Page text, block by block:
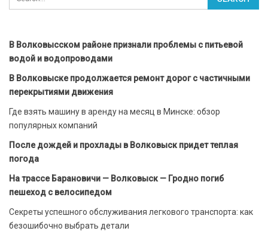
В Волковысском районе признали проблемы с питьевой
водой и водопроводами
В Волковыске продолжается ремонт дорог с частичными
перекрытиями движения
Где взять машину в аренду на месяц в Минске: обзор
популярных компаний
После дождей и прохлады в Волковыск придет теплая
погода
На трассе Барановичи — Волковыск — Гродно погиб
пешеход с велосипедом
Секреты успешного обслуживания легкового транспорта: как
безошибочно выбрать детали